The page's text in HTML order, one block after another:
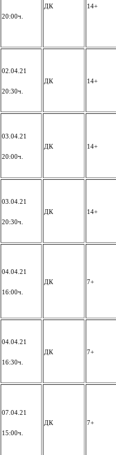
20:00ч.
ДК 14+
02.04.21
20:30ч.
ДК 14+
03.04.21
20:00ч.
ДК 14+
03.04.21
20:30ч.
ДК 14+
04.04.21
16:00ч.
ДК 7+
04.04.21
16:30ч.
ДК 7+
07.04.21
15:00ч.
ДК 7+